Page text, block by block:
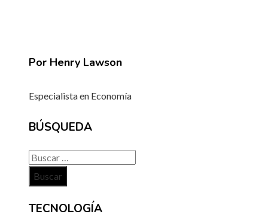
Por Henry Lawson
Especialista en Economía
BÚSQUEDA
Buscar:
TECNOLOGÍA